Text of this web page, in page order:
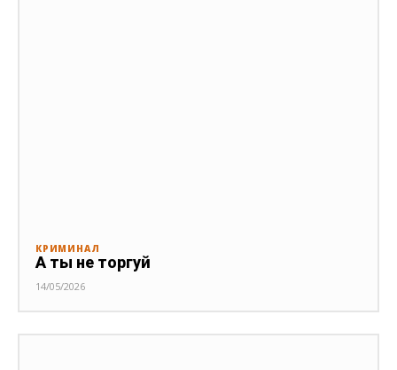
КРИМИНАЛ
А ты не торгуй
14/05/2026